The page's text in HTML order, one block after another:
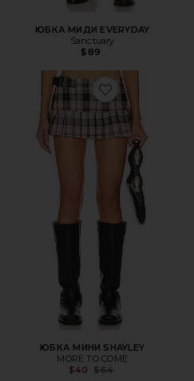
ЮБКА МИДИ EVERYDAY
Sanctuary
$89
Favorite ЮБКА МИНИ
ЮБКА МИНИ SHAYLEY
MORE TO COME
$40
Previous price:
$64